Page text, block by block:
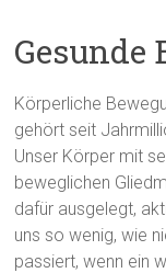
Gesunde
Körperliche
gehört seit
Unser Körper mit
beweglichen
dafür ausgelegt,
uns so wenig, wie
passiert, wenn ein